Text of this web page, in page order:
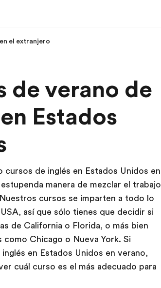
EF Ver todo lo que hacemos
el extranjero
de verano de
Estados
cursos de inglés en Estados Unidos en
manera de mezclar el trabajo
cursos se imparten a todo lo
así que sólo tienes que decidir si
de California o Florida, o más bien
como Chicago o Nueva York. Si
en Estados Unidos en verano,
cuál curso es el más adecuado para